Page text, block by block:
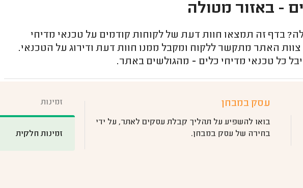
- באזור מטולה
בדף זה תמצאו חוות דעת של לקוחות קודמים על טכנאי מדיחי
האתר מתקשר ללקוח ומקבל ממנו חוות דעת ודירוג על הטכנאי.
כל טכנאי מדיחי כלים - מהגולשים באתר.
עסק במבחן
בואו להשפיע על תהליך קבלת עסקים לאתר, על ידי
בחירה של עסק במבחן.
זמינות
זמינות חלקית